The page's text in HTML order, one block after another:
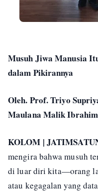
Musuh Jiwa Manusia
dalam Pikirannya
Oleh. Prof. Triyo
Maulana Malik
KOLOM |
mengira bahwa musuh
di luar diri kita—orang
atau kegagalan yang